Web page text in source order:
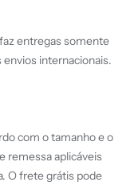
entregas somente
envios internacionais.
com o tamanho e o
remessa aplicáveis
O frete grátis pode